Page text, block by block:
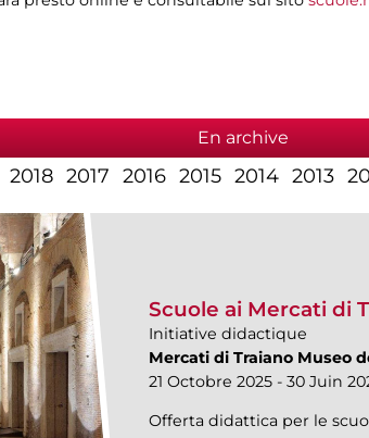
En archive
2018 2017 2016 2015 2014 2013
Scuole ai Mercati di
Initiative didactique
Mercati di Traiano Museo
21 Octobre 2025 - 30 Juin
Offerta didattica per le